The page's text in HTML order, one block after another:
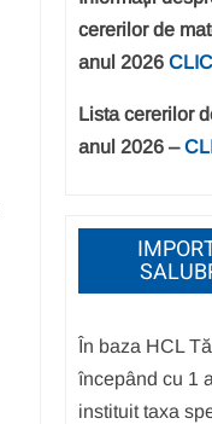
cererilor de
anul 2026
Lista cererilor
anul 2026 –
În baza HCL
începând cu 1
instituit taxa